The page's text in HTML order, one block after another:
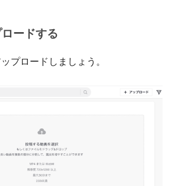
ードする
プロードしましょう。